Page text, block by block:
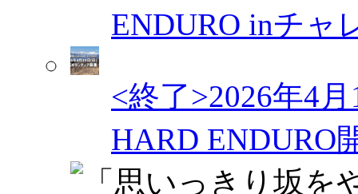
ENDURO inチャ
<終了>2026年4
HARD ENDURO